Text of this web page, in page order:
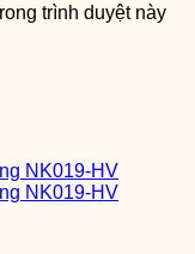
trình duyệt này